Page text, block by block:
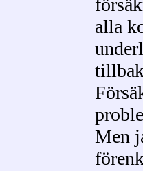
alla
Men